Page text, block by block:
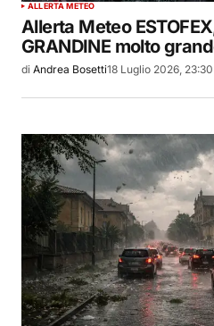
ALLERTA METEO
Allerta Meteo
GRANDINE molto
di Andrea Bosetti18 Luglio 2026, 23:30